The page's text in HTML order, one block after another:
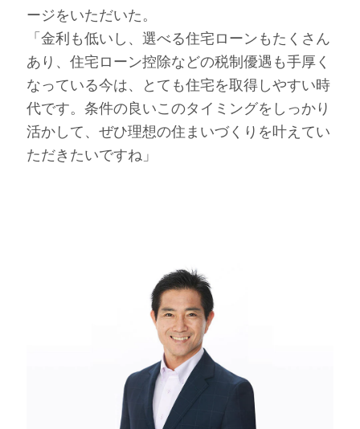
ージをいただいた。
「金利も低いし、選べる住宅ローンもたくさん
あり、住宅ローン控除などの税制優遇も手厚く
なっている今は、とても住宅を取得しやすい時
代です。条件の良いこのタイミングをしっかり
活かして、ぜひ理想の住まいづくりを叶えてい
ただきたいですね」